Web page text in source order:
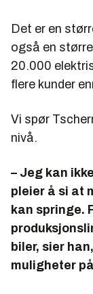
Det er en
også en
20.000
flere kunder
Vi spør
nivå.
– Jeg kan
pleier å si at
kan springe.
biler, sier
muligheter